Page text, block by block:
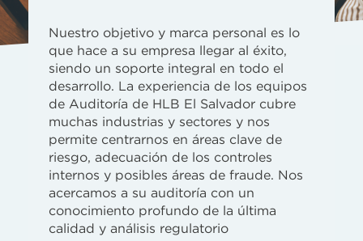
Nuestro objetivo y marca personal es lo
que hace a su empresa llegar al éxito,
siendo un soporte integral en todo el
desarrollo. La experiencia de los equipos
de Auditoría de HLB El Salvador cubre
muchas industrias y sectores y nos
permite centrarnos en áreas clave de
riesgo, adecuación de los controles
internos y posibles áreas de fraude. Nos
acercamos a su auditoría con un
conocimiento profundo de la última
calidad y análisis regulatorio